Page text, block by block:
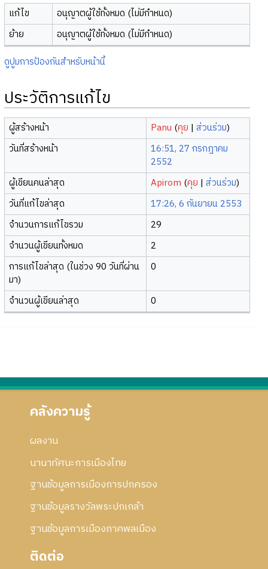
แก้ไข
อนุญาตผู้ใช้ทั้งหมด (ไม่มีกำหนด)
ย้าย
อนุญาตผู้ใช้ทั้งหมด (ไม่มีกำหนด)
ดูปูมการป้องกันสำหรับหน้านี้
ประวัติการแก้ไข
ผู้สร้างหน้า Panu (คุย |ส่วนร่วม)
วันที่สร้างหน้า
16:51, 27 กรกฎาคม
2552
ผู้เขียนคนล่าสุด
Apirom (คุย |ส่วนร่วม)
วันที่แก้ไขล่าสุด
17:26, 6 กันยายน 2553
จำนวนการแก้ไขรวม
29
จำนวนผู้เขียนทั้งหมด
2
การแก้ไขล่าสุด (ในช่วง 90 วันที่ผ่าน
มา)
0
จำนวนผู้เขียนล่าสุด 0
คลังความรู้
ผลงาน
นานาทัศนะการเมืองไทย
ฐานข้อมูลการเมืองการปกครอง
ฐานข้อมูลรางวัลพระปกเกล้า
ฐานข้อมูลการเมืองภาคพลเมือง
ติดต่อ